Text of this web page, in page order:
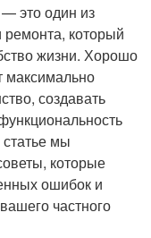
это один из
ремонта, который
жизни. Хорошо
максимально
создавать
мы
которые
ошибок и
частного